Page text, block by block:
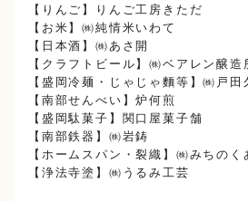
【りんご】りんご工房きただ
【お米】㈱純情米いわて
【日本酒】㈱あさ開
【クラフトビール】㈱ベアレン醸造
【盛岡冷麺・じゃじゃ麵等】㈱戸田
【南部せんべい】炉何煎
【盛岡駄菓子】関口屋菓子舗
【南部鉄器】㈱岩鋳
【ホームスパン・裂織】㈱みちのく
【浄法寺塗】㈱うるみ工芸